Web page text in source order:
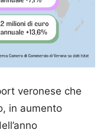
veronese che
in aumento